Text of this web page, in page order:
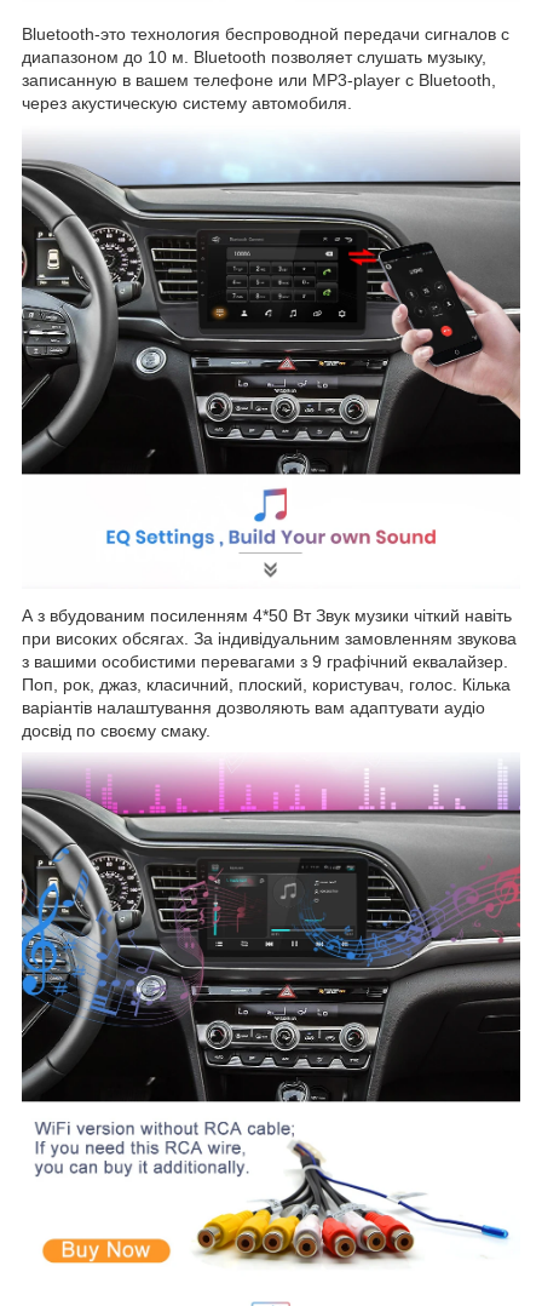
Bluetooth-это технология беспроводной передачи сигналов с
диапазоном до 10 м. Bluetooth позволяет слушать музыку,
записанную в вашем телефоне или MP3-player с Bluetooth,
через акустическую систему автомобиля.
А з вбудованим посиленням 4*50 Вт Звук музики чіткий навіть
при високих обсягах. За індивідуальним замовленням звукова
з вашими особистими перевагами з 9 графічний еквалайзер.
Поп, рок, джаз, класичний, плоский, користувач, голос. Кілька
варіантів налаштування дозволяють вам адаптувати аудіо
досвід по своєму смаку.